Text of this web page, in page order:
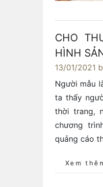
CHO
HÌNH
13/01/2021
Người mẫu
ta thấy
thời trang,
chương
quảng cáo
Xem